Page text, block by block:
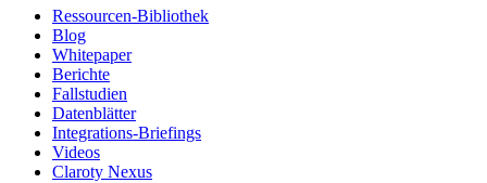
Ressourcen-Bibliothek
Blog
Whitepaper
Berichte
Fallstudien
Datenblätter
Integrations-Briefings
Videos
Claroty Nexus